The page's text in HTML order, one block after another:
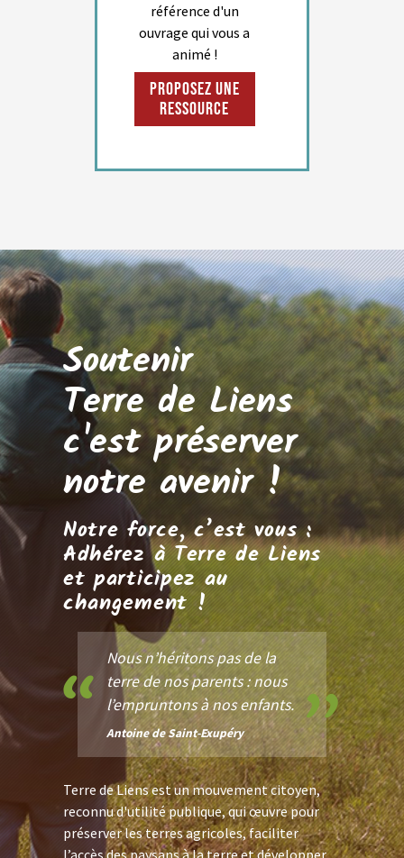
référence d'un
ouvrage qui vous a
animé !
Proposez une
ressource
Soutenir
Terre de Liens
c'est préserver
notre avenir !
Notre force, c’est vous :
Adhérez à Terre de Liens
et participez au
changement !
Nous n’héritons pas de la
terre de nos parents : nous
l’empruntons à nos enfants.
Antoine de Saint-Exupéry
Terre de Liens est un mouvement citoyen,
reconnu d'utilité publique, qui œuvre pour
préserver les terres agricoles, faciliter
l’accès des paysans à la terre et développer